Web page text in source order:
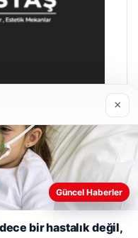
iyi anlayabilmek,
×
Güncel Haberler
bir hastalık değil,